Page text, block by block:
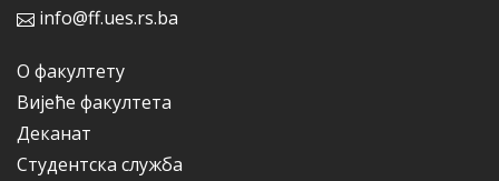
info@ff.ues.rs.ba
О факултету
Вијеће факултета
Деканат
Студентска служба